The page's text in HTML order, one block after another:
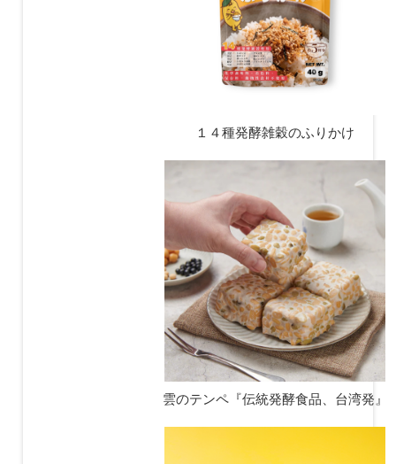
１４種発酵雑穀のふりかけ
雲のテンペ『伝統発酵食品、台湾発』